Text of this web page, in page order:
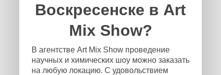
Воскресенске в Art
Mix Show?
В агентстве Art Mix Show проведение
научных и химических шоу можно заказать
на любую локацию. С удовольствием